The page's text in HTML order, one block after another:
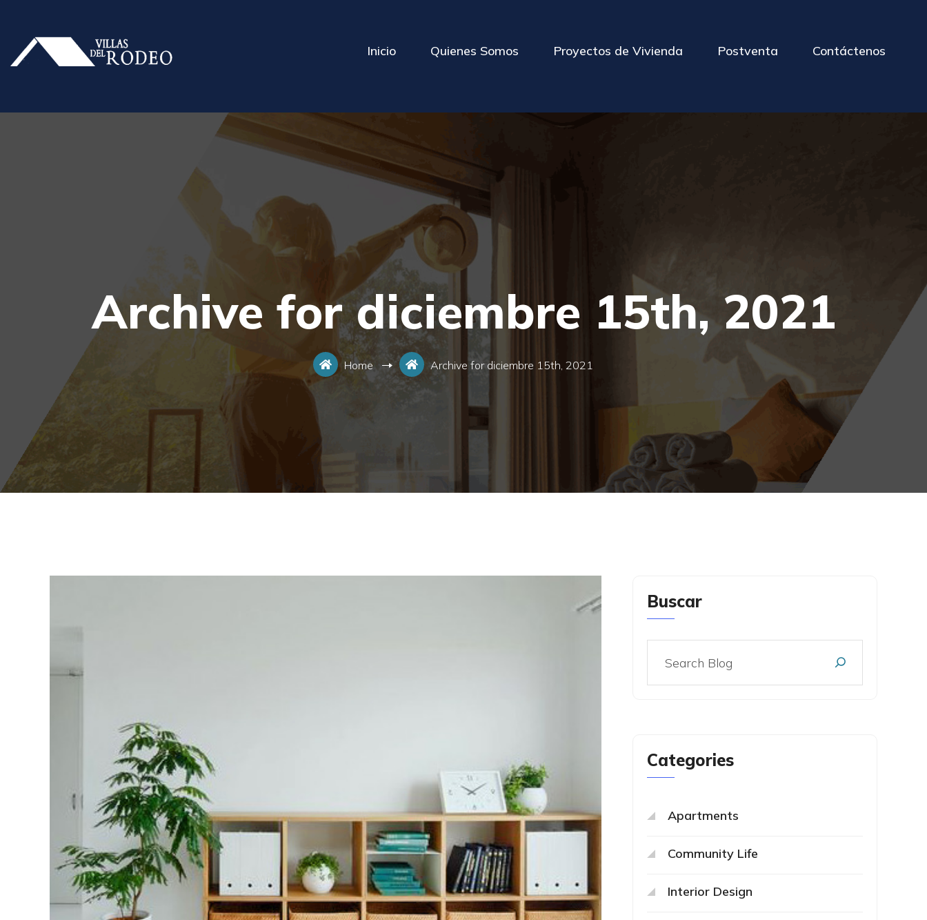
Inicio Quienes Somos Proyectos de Vivienda Postventa Contáctenos
Archive for diciembre 15th, 2021
Home Archive for diciembre 15th, 2021
Buscar
Categories
Apartments
Community Life
Interior Design